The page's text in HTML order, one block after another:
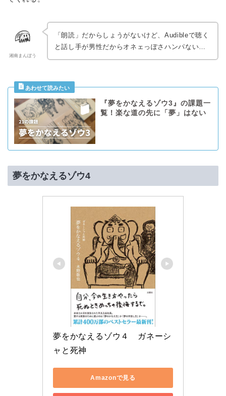
湘南まんぼう
「朗読」だからしょうがないけど、Audibleで聴く
と話し手が男性だからオネェっぽさハンパない…
『夢をかなえるゾウ3』の課題一
覧！楽な道の先に「夢」はない
夢をかなえるゾウ4
夢をかなえるゾウ４　ガネーシ
ャと死神
Amazonで見る